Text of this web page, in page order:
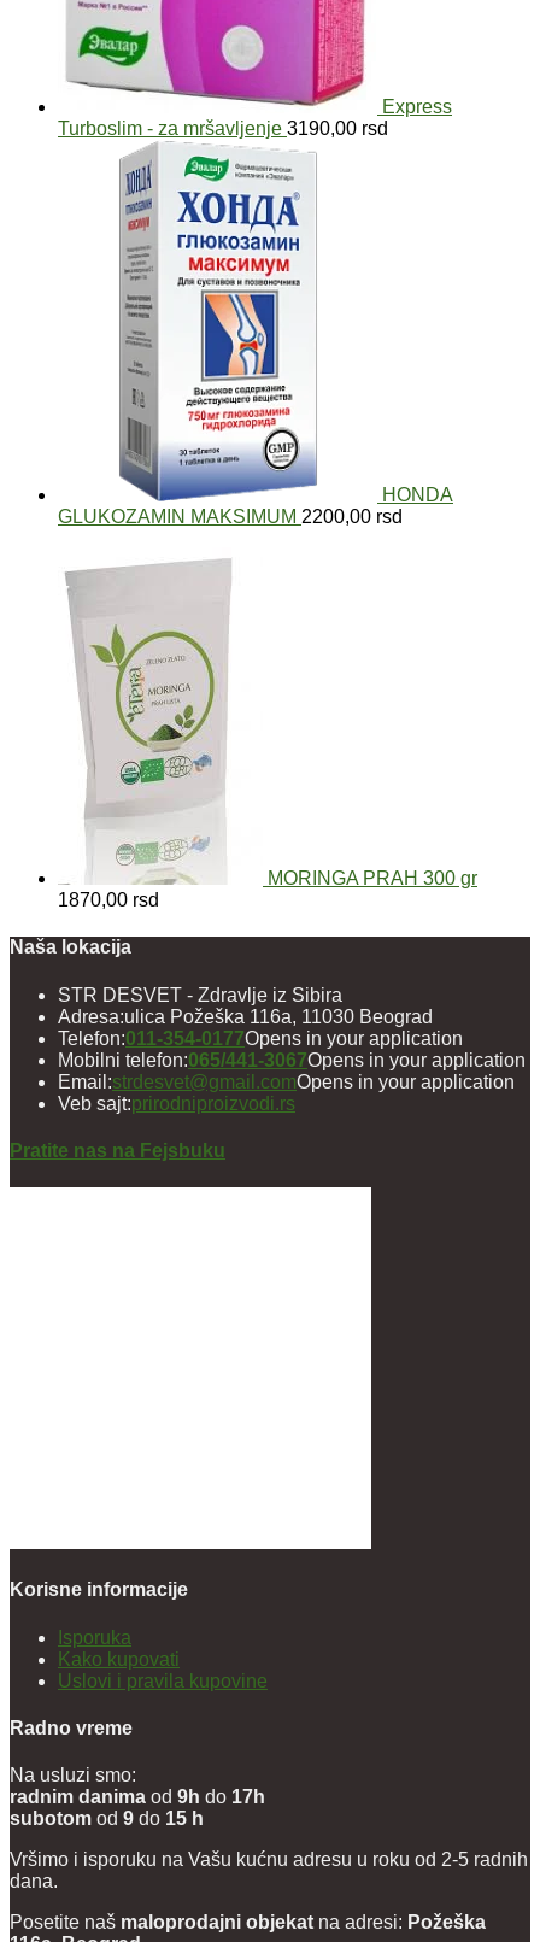
Express
Turboslim - za mršavljenje 3190,00 rsd
HONDA
GLUKOZAMIN MAKSIMUM 2200,00 rsd
MORINGA PRAH 300 gr
1870,00 rsd
Naša lokacija
STR DESVET - Zdravlje iz Sibira
Adresa:ulica Požeška 116a, 11030 Beograd
Telefon:011-354-0177Opens in your application
Mobilni telefon:065/441-3067Opens in your application
Email:strdesvet@gmail.comOpens in your application
Veb sajt:prirodniproizvodi.rs
Pratite nas na Fejsbuku
Korisne informacije
Isporuka
Kako kupovati
Uslovi i pravila kupovine
Radno vreme
Na usluzi smo:
radnim danima od 9h do 17h
subotom od 9 do 15 h
Vršimo i isporuku na Vašu kućnu adresu u roku od 2-5 radnih
dana.
Posetite naš maloprodajni objekat na adresi: Požeška